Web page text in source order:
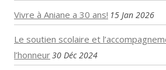
Vivre à Aniane a 30 ans! 15 Jan 2026
Le soutien scolaire et
l’honneur30 Déc 2024